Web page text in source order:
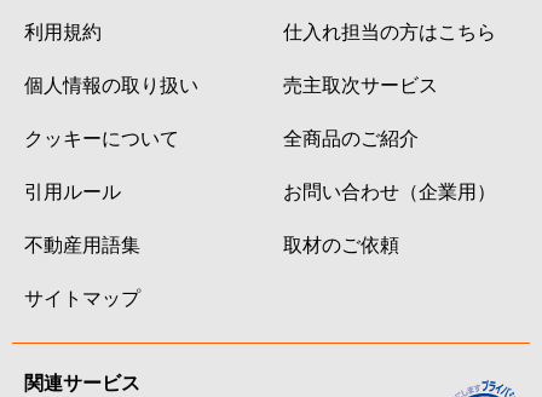
利用規約
個人情報の取り扱い
クッキーについて
引用ルール
不動産用語集
サイトマップ
仕入れ担当の方はこちら
売主取次サービス
全商品のご紹介
お問い合わせ（企業用）
取材のご依頼
関連サービス